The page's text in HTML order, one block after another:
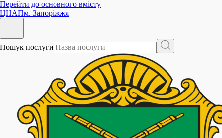
Перейти до основного вмісту
ЦНАПм. Запоріжжя
Пошук послуги